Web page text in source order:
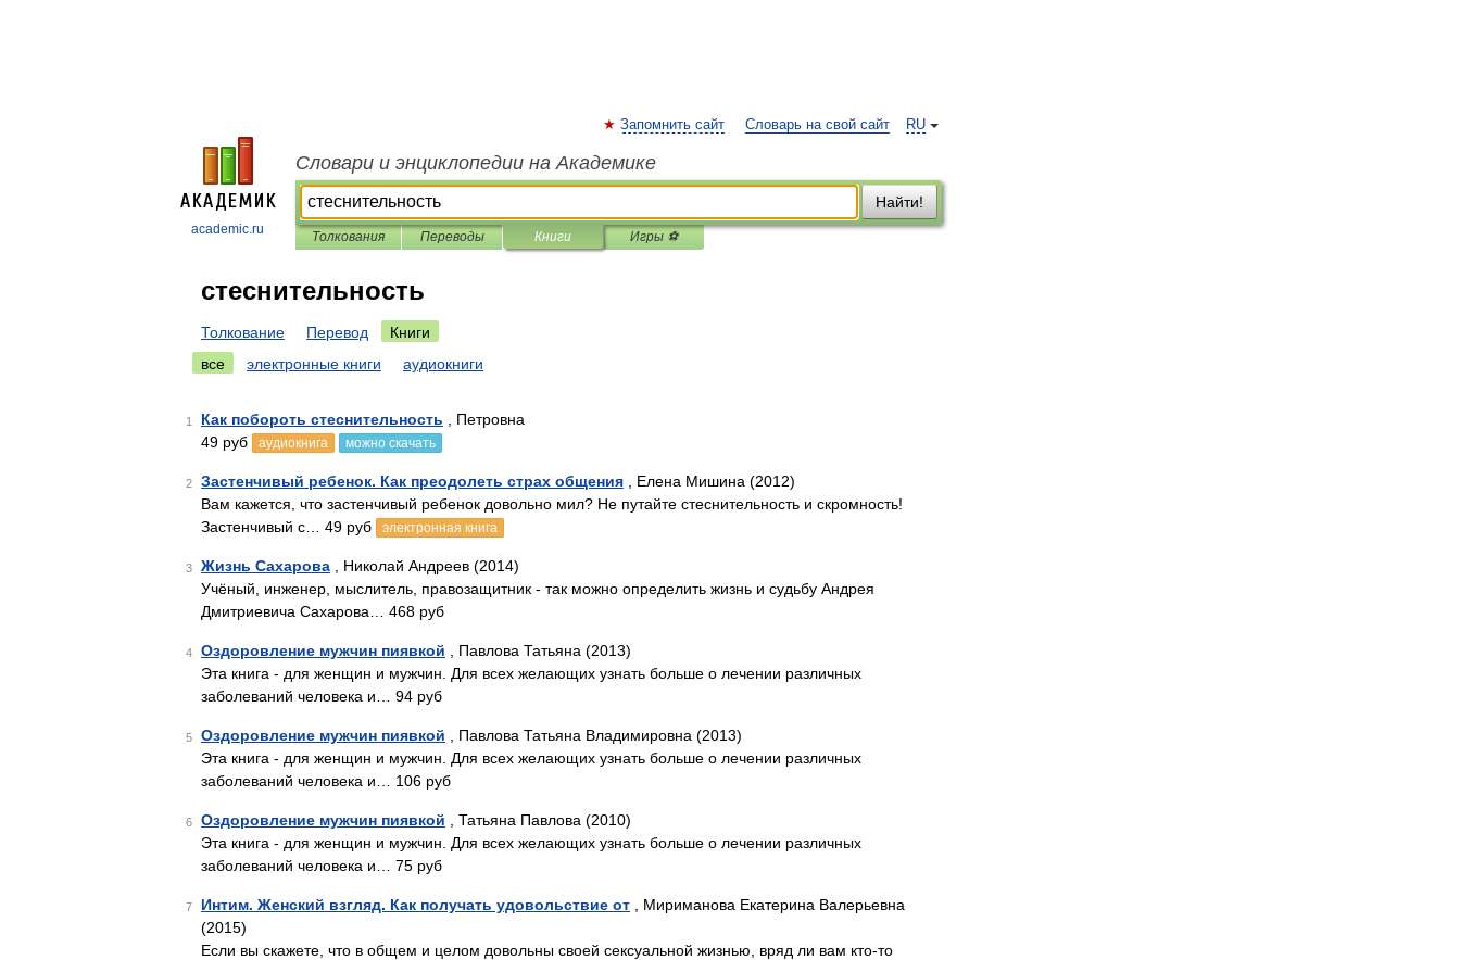
academic.ru
RU
Запомнить сайт Словарь на свой сайт
Словари и энциклопедии на Академике
Найти!
Толкования Переводы Книги Игры ⚽
стеснительность
Толкование Перевод
Книги
все
электронные книги аудиокниги
1 Как побороть стеснительность , Петровна
49 руб
аудиокнига можно скачать
2 Застенчивый ребенок. Как преодолеть страх общения , Елена Мишина (2012)
Вам кажется, что застенчивый ребенок довольно мил? Не путайте стеснительность и скромность!
Застенчивый с… 49 руб
электронная книга
3 Жизнь Сахарова , Николай Андреев (2014)
Учёный, инженер, мыслитель, правозащитник - так можно определить жизнь и судьбу Андрея
Дмитриевича Сахарова… 468 руб
4 Оздоровление мужчин пиявкой , Павлова Татьяна (2013)
Эта книга - для женщин и мужчин. Для всех желающих узнать больше о лечении различных
заболеваний человека и… 94 руб
5 Оздоровление мужчин пиявкой , Павлова Татьяна Владимировна (2013)
Эта книга - для женщин и мужчин. Для всех желающих узнать больше о лечении различных
заболеваний человека и… 106 руб
6 Оздоровление мужчин пиявкой , Татьяна Павлова (2010)
Эта книга - для женщин и мужчин. Для всех желающих узнать больше о лечении различных
заболеваний человека и… 75 руб
7 Интим. Женский взгляд. Как получать удовольствие от , Мириманова Екатерина Валерьевна
(2015)
Если вы скажете, что в общем и целом довольны своей сексуальной жизнью, вряд ли вам кто-то